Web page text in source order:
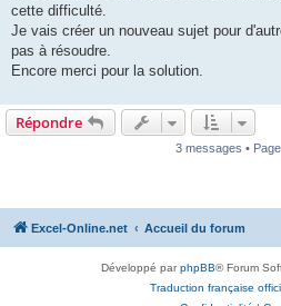
cette difficulté.
Je vais créer un nouveau sujet pour
pas à résoudre.
Encore merci pour la solution.
Répondre
3 messages • Page
Excel-Online.net Accueil du forum
Développé parphpBB® Forum
Traduction française